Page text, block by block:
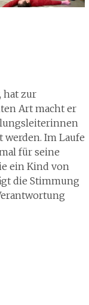
hat zur
Art macht er
Im Laufe
für seine
ein Kind von
die Stimmung